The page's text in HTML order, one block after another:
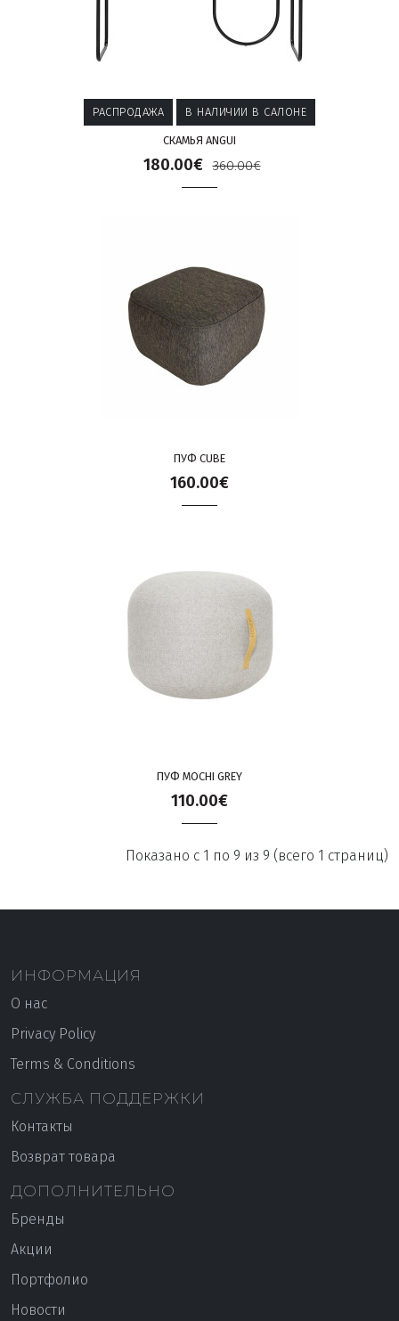
РАСПРОДАЖА В НАЛИЧИИ В САЛОНЕ
СКАМЬЯ ANGUI
180.00€ 360.00€
ПУФ CUBE
160.00€
ПУФ MOCHI GREY
110.00€
Показано с 1 по 9 из 9 (всего 1 страниц)
ИНФОРМАЦИЯ
О нас
Privacy Policy
Terms & Conditions
СЛУЖБА ПОДДЕРЖКИ
Контакты
Возврат товара
ДОПОЛНИТЕЛЬНО
Бренды
Акции
Портфолио
Новости